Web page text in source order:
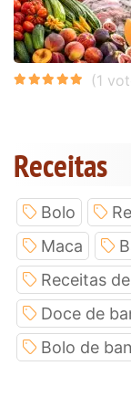
Receitas
Bolo
Maca
Receitas
Doce de
Bolo de